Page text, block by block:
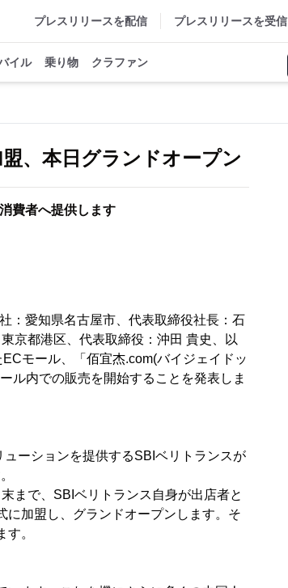
プレスリリースを配信 プレスリリースを受信
イル 乗り物 クラファン
、本日グランドオープン
費者へ提供します
：愛知県名古屋市、代表取締役社長：石
京都港区、代表取締役：沖田 貴史、以
モール、「佰宜杰.com(バイジェイドッ
ル内での販売を開始することを発表しま
ューションを提供するSBIベリトランスが
まで、SBIベリトランス自身が出店者と
に加盟し、グランドオープンします。そ
。